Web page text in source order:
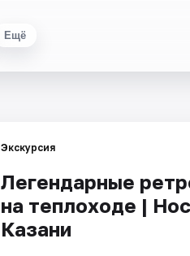
Ещё
Экскурсия
Легендарные
на теплоходе |
Казани